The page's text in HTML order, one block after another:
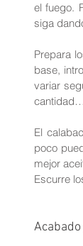
el fuego.
siga
Prepara
base,
variar
cantidad…
El
poco
mejor
Escurre